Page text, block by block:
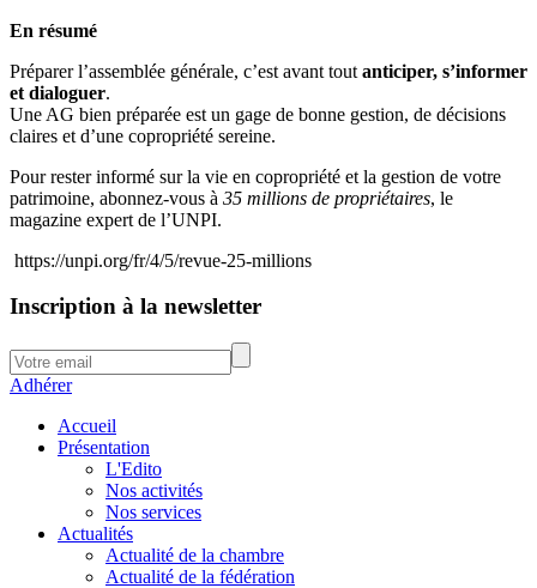
En résumé
Préparer l’assemblée générale, c’est avant tout anticiper, s’informer
et dialoguer.
Une AG bien préparée est un gage de bonne gestion, de décisions
claires et d’une copropriété sereine.
Pour rester informé sur la vie en copropriété et la gestion de votre
patrimoine, abonnez-vous à 35 millions de propriétaires, le
magazine expert de l’UNPI.
https://unpi.org/fr/4/5/revue-25-millions
Inscription à la newsletter
Adhérer
Accueil
Présentation
L'Edito
Nos activités
Nos services
Actualités
Actualité de la chambre
Actualité de la fédération